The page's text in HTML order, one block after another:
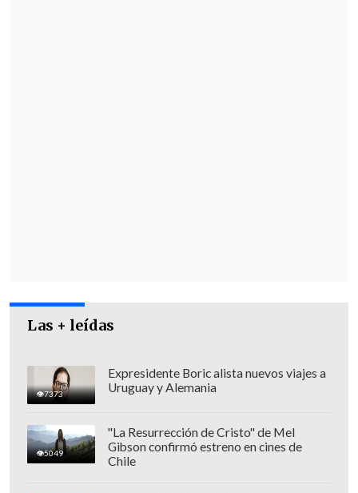
Asimismo, la exMekano señaló que
dos semanas, evitando cargar peso y
realizando movimientos muy leves.
Las + leídas
7373
Expresidente Boric alista nuevos viajes a
Uruguay y Alemania
5049
"La Resurrección de Cristo" de Mel
Gibson confirmó estreno en cines de
Chile